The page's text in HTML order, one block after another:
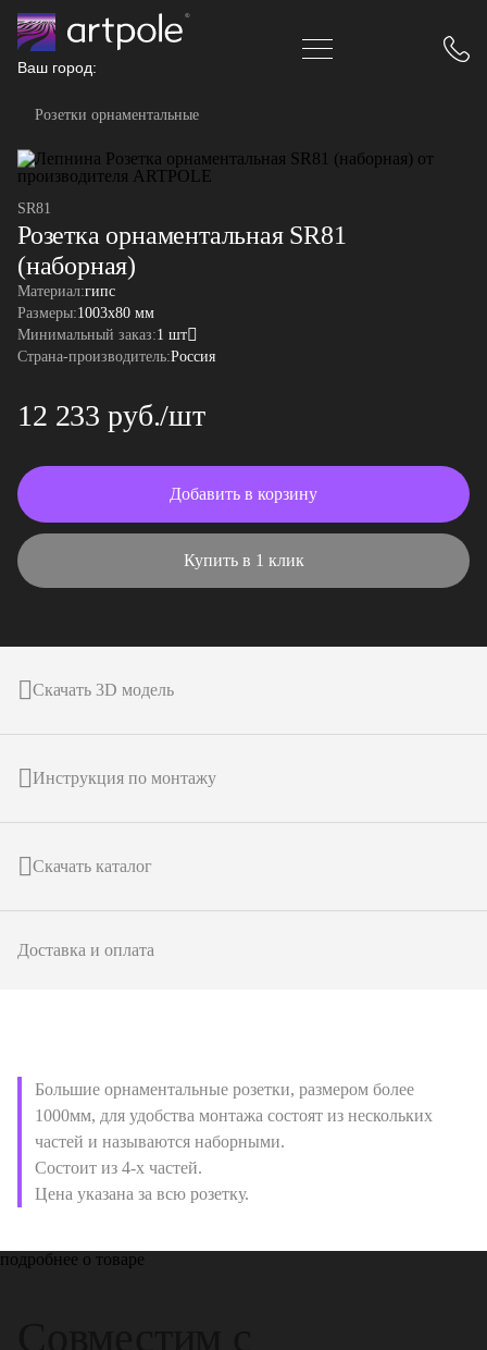
Ваш город:
Розетки орнаментальные
SR81
Розетка орнаментальная SR81
(наборная)
Материал:гипс
Размеры:1003x80 мм
Минимальный заказ:1 шт
Страна-производитель:Россия
12 233 руб./шт
Добавить в корзину
Купить в 1 клик
Скачать 3D модель
Инструкция по монтажу
Скачать каталог
Доставка и оплата
Большие орнаментальные розетки, размером более
1000мм, для удобства монтажа состоят из нескольких
частей и называются наборными.
Состоит из 4-х частей.
Цена указана за всю розетку.
подробнее о товаре